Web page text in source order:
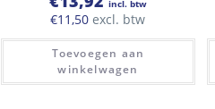
incl. btw
€11,50 excl. btw
Toevoegen aan
winkelwagen